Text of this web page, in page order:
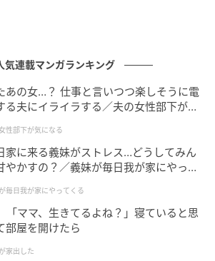
4月10日より順次
）
入った「ティム」がかわいい！
「ティム」のぬいぐるみです。
気連載マンガランキング
あの女…？ 仕事と言いつつ楽しそうに電
る夫にイライラする／夫の女性部下が気
性部下が気になる
家に来る義妹がストレス…どうしてみん
やかすの？／義妹が毎日我が家にやって
毎日我が家にやってくる
ママ、生きてるよね？」寝ていると思
部屋を開けたら
家出した